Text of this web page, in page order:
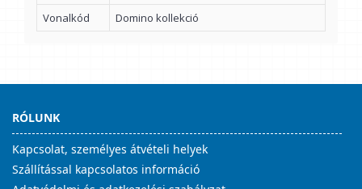
Vonalkód Domino kollekció
RÓLUNK
Kapcsolat, személyes átvételi helyek
Szállítással kapcsolatos információ